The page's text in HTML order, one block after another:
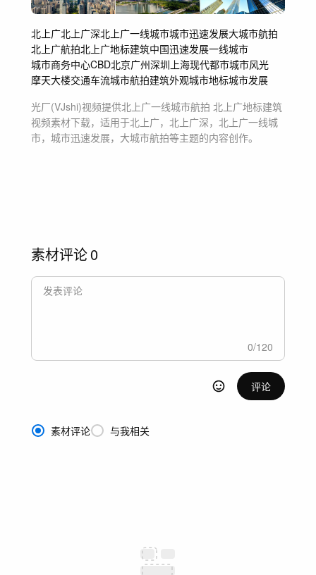
北上广北上广深北上广一线城市城市迅速发展大城市航拍
北上广航拍北上广地标建筑中国迅速发展一线城市
城市商务中心CBD北京广州深圳 上海现代都市城市风光
摩天大楼交通车流城市航拍建筑外观城市地标城市发展
光厂(VJshi)视频提供北上广一线城市航拍 北上广地标建筑
视频素材下载，适用于北上广，北上广深，北上广一线城
市，城市迅速发展，大城市航拍等主题的内容创作。
素材评论0
0/120
评论
素材评论 与我相关